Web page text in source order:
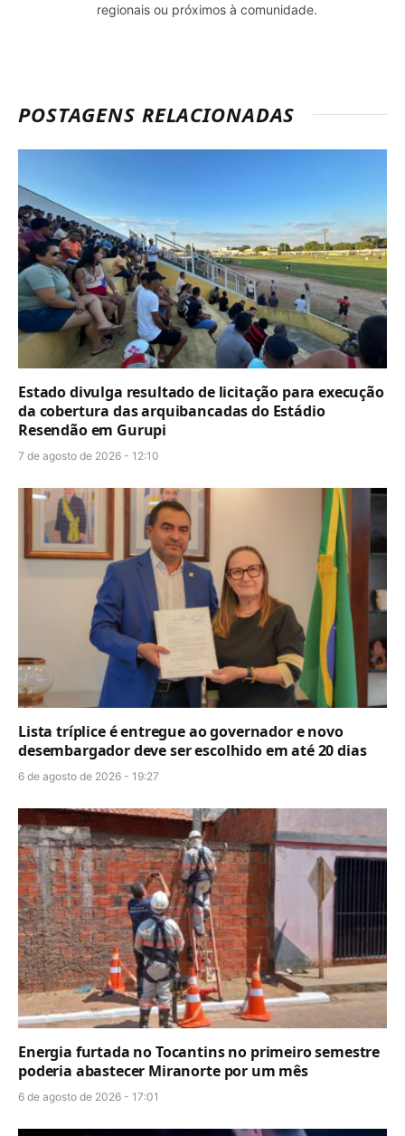
regionais ou próximos à comunidade.
POSTAGENS RELACIONADAS
Estado divulga resultado de licitação para execução
da cobertura das arquibancadas do Estádio
Resendão em Gurupi
7 de agosto de 2026 - 12:10
Lista tríplice é entregue ao governador e novo
desembargador deve ser escolhido em até 20 dias
6 de agosto de 2026 - 19:27
Energia furtada no Tocantins no primeiro semestre
poderia abastecer Miranorte por um mês
6 de agosto de 2026 - 17:01